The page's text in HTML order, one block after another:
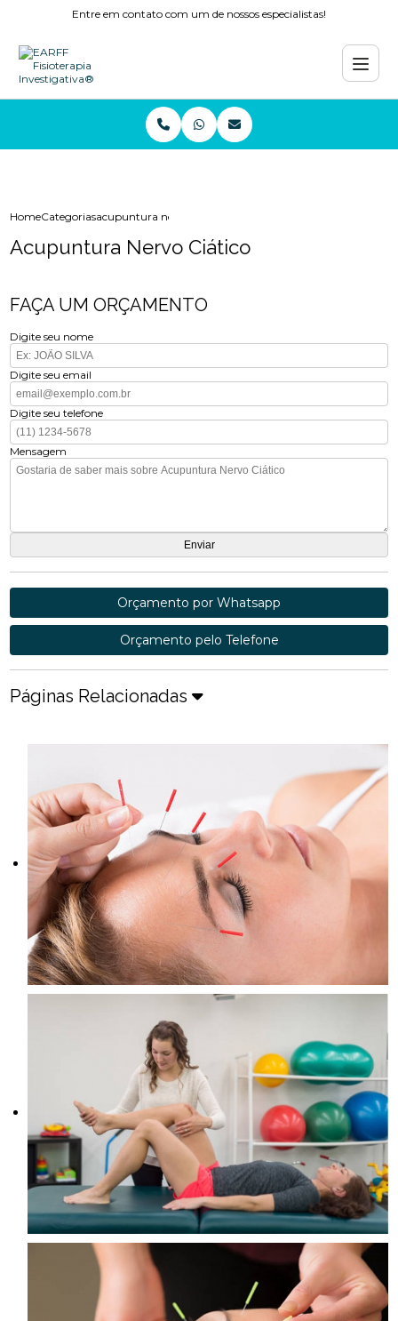
Entre em contato com um de nossos especialistas!
HomeCategoriasacupuntura nervo ciatico
Acupuntura Nervo Ciático
FAÇA UM ORÇAMENTO
Digite seu nome
Digite seu email
Digite seu telefone
Mensagem
Orçamento por Whatsapp
Orçamento pelo Telefone
Páginas Relacionadas